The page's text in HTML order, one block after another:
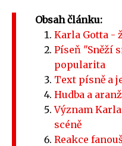
Obsah článku:
Karla Gotta -
Píseň "Sněží
popularita
Text písně a
Hudba a
Význam
scéně
Reakce